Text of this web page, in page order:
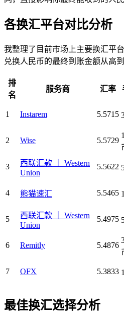
各换汇平台对比分析
我整理了目前市场上主要换汇平
兑换人民币的最终到账金额从高到
排
名
服务商 汇率
1 Instarem 5.5715
2 Wise 5.5729
3
西联汇款 ｜ Western
Union
5.5622
4 熊猫速汇 5.5465
5
西联汇款 ｜ Western
Union
5.4975
6 Remitly 5.4876
7 OFX 5.3833
最佳换汇选择分析